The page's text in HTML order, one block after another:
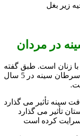
زیر بغل
در مردان
زنان است. طبق گفته
انجمن سرطان آمریکا ، شانس زنده ماندن سرطان سینه در 5 سال